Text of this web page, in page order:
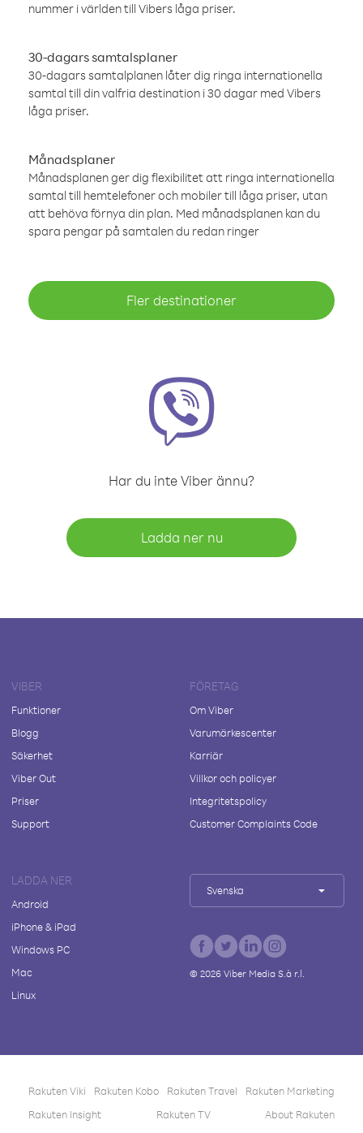
nummer i världen till Vibers låga priser.
30-dagars samtalsplaner
30-dagars samtalplanen låter dig ringa internationella
samtal till din valfria destination i 30 dagar med Vibers
låga priser.
Månadsplaner
Månadsplanen ger dig flexibilitet att ringa internationella
samtal till hemtelefoner och mobiler till låga priser, utan
att behöva förnya din plan. Med månadsplanen kan du
spara pengar på samtalen du redan ringer
Fler destinationer
Har du inte Viber ännu?
Ladda ner nu
VIBER
Funktioner
Blogg
Säkerhet
Viber Out
Priser
Support
FÖRETAG
Om Viber
Varumärkescenter
Karriär
Villkor och policyer
Integritetspolicy
Customer Complaints Code
LADDA NER
Android
iPhone & iPad
Windows PC
Mac
Linux
Svenska
© 2026Viber Media S.à r.l.
Rakuten Viki Rakuten Kobo Rakuten Travel
Rakuten Marketing
Rakuten Insight
Rakuten TV About Rakuten